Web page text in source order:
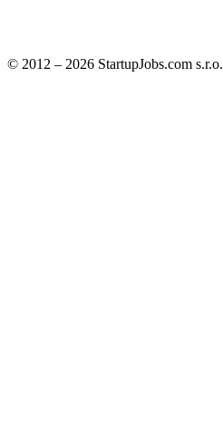
© 2012 – 2026 StartupJobs.com s.r.o.